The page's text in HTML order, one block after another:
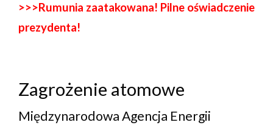
>>>Rumunia zaatakowana! Pilne oświadczenie
prezydenta!
Zagrożenie atomowe
Międzynarodowa Agencja Energii